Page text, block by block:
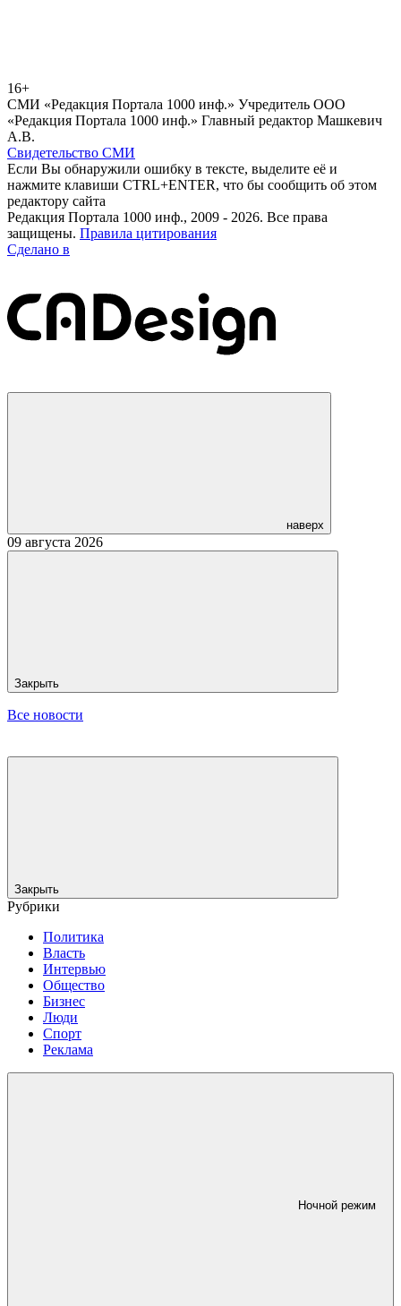
16+
СМИ «Редакция Портала 1000 инф.» Учредитель ООО
«Редакция Портала 1000 инф.» Главный редактор Машкевич
А.В.
Свидетельство СМИ
Если Вы обнаружили ошибку в тексте, выделите её и
нажмите клавиши CTRL+ENTER, что бы сообщить об этом
редактору сайта
Редакция Портала 1000 инф., 2009 - 2026. Все права
защищены. Правила цитирования
Сделано в
наверх
09 августа 2026
Закрыть
Все новости
Закрыть
Рубрики
Политика
Власть
Интервью
Общество
Бизнес
Люди
Спорт
Реклама
Ночной режим